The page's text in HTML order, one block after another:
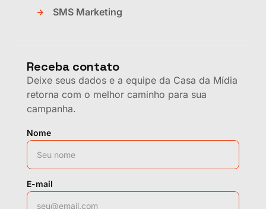
SMS Marketing
Receba contato
Deixe seus dados e a equipe da Casa da Mídia
retorna com o melhor caminho para sua
campanha.
Nome
E-mail